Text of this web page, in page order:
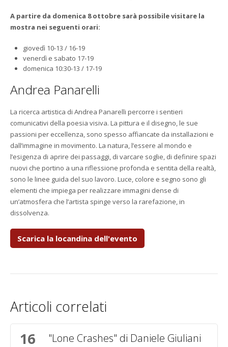
A partire da domenica 8 ottobre sarà possibile visitare la
mostra nei seguenti orari:
giovedì 10-13 / 16-19
venerdì e sabato 17-19
domenica 10:30-13 / 17-19
Andrea Panarelli
La ricerca artistica di Andrea Panarelli percorre i sentieri
comunicativi della poesia visiva. La pittura e il disegno, le sue
passioni per eccellenza, sono spesso affiancate da installazioni e
dall’immagine in movimento. La natura, l’essere al mondo e
l’esigenza di aprire dei passaggi, di varcare soglie, di definire spazi
nuovi che portino a una riflessione profonda e sentita della realtà,
sono le linee guida del suo lavoro. Luce, colore e segno sono gli
elementi che impiega per realizzare immagini dense di
un’atmosfera che l’artista spinge verso la rarefazione, in
dissolvenza.
Scarica la locandina dell'evento
Articoli correlati
16
"Lone Crashes" di Daniele Giuliani
Pagine